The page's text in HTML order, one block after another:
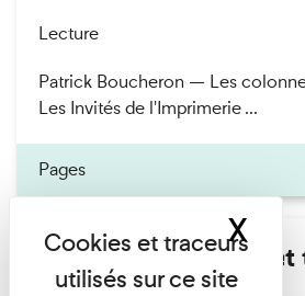
Lecture
Patrick Boucheron — Les
Les Invités de l'Imprimerie ...
Pages
Marie Cosnay - Toi
X